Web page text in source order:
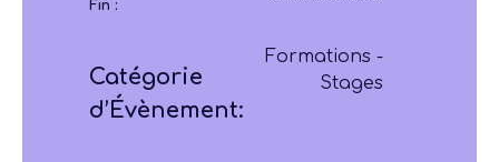
Fin :
Catégorie
d’Évènement:
Formations -
Stages